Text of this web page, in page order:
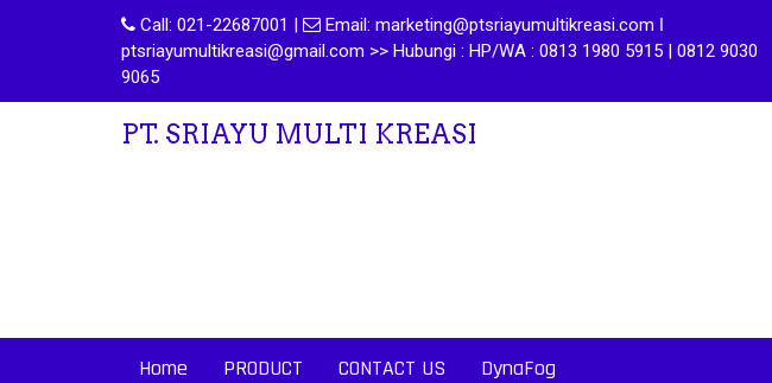
Call: 021-22687001 | Email: marketing@ptsriayumultikreasi.com ǀ
ptsriayumultikreasi@gmail.com >> Hubungi : HP/WA : 0813 1980 5915 | 0812 9030
9065
PT. SRIAYU MULTI KREASI
Home PRODUCT CONTACT US DynaFog